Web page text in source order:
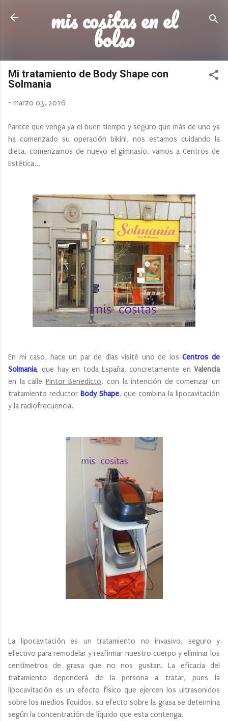
Ir al contenido principal
mis cositas en el
bolso
Mi tratamiento de Body Shape con
Solmania
- marzo 03, 2016
Parece que venga ya el buen tiempo y seguro que más de uno ya
ha comenzado su operación bikini, nos estamos cuidando la
dieta, comenzamos de nuevo el gimnasio, vamos a Centros de
Estética...
En mi caso, hace un par de días visité uno de losCentros de
Solmania, que hay en toda España, concretamente en Valencia
en la calle Pintor Benedicto, con la intención de comenzar un
tratamiento reductor Body Shape, que combina la lipocavitación
y la radiofrecuencia.
La lipocavitación es un tratamiento no invasivo, seguro y
efectivo para remodelar y reafirmar nuestro cuerpo y eliminar los
centímetros de grasa que no nos gustan. La eficacia del
tratamiento dependerá de la persona a tratar, pues la
lipocavitación es un efecto físico que ejercen los ultrasonidos
sobre los medios líquidos, su efecto sobre la grasa se determina
según la concentración de líquido que esta contenga.